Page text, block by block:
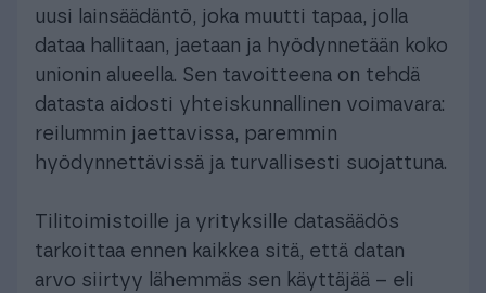
uusi lainsäädäntö, joka muutti tapaa, jolla
dataa hallitaan, jaetaan ja hyödynnetään koko
unionin alueella. Sen tavoitteena on tehdä
datasta aidosti yhteiskunnallinen voimavara:
reilummin jaettavissa, paremmin
hyödynnettävissä ja turvallisesti suojattuna.
Tilitoimistoille ja yrityksille datasäädös
tarkoittaa ennen kaikkea sitä, että datan
arvo siirtyy lähemmäs sen käyttäjää – eli